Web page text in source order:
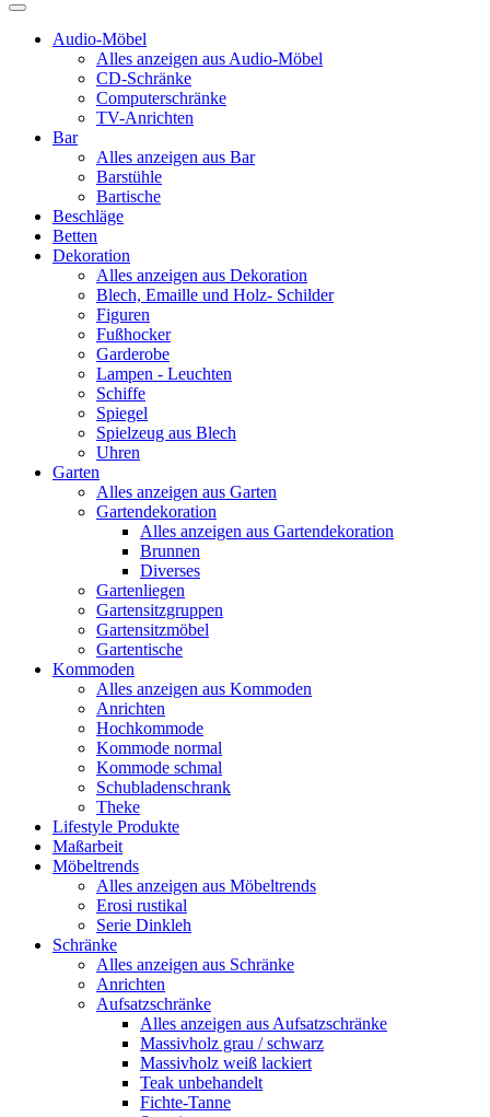
Audio-Möbel
Alles anzeigen aus Audio-Möbel
CD-Schränke
Computerschränke
TV-Anrichten
Bar
Alles anzeigen aus Bar
Barstühle
Bartische
Beschläge
Betten
Dekoration
Alles anzeigen aus Dekoration
Blech, Emaille und Holz- Schilder
Figuren
Fußhocker
Garderobe
Lampen - Leuchten
Schiffe
Spiegel
Spielzeug aus Blech
Uhren
Garten
Alles anzeigen aus Garten
Gartendekoration
Alles anzeigen aus Gartendekoration
Brunnen
Diverses
Gartenliegen
Gartensitzgruppen
Gartensitzmöbel
Gartentische
Kommoden
Alles anzeigen aus Kommoden
Anrichten
Hochkommode
Kommode normal
Kommode schmal
Schubladenschrank
Theke
Lifestyle Produkte
Maßarbeit
Möbeltrends
Alles anzeigen aus Möbeltrends
Erosi rustikal
Serie Dinkleh
Schränke
Alles anzeigen aus Schränke
Anrichten
Aufsatzschränke
Alles anzeigen aus Aufsatzschränke
Massivholz grau / schwarz
Massivholz weiß lackiert
Teak unbehandelt
Fichte-Tanne